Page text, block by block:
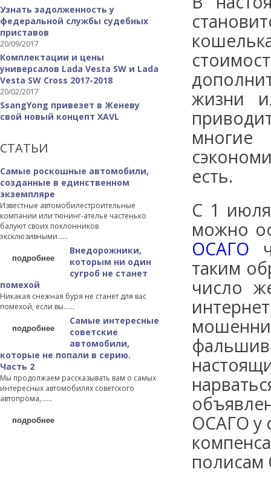
Узнать задолженность у
федеральной службы судебных
приставов
20/09/2017
Комплектации и цены
универсалов Lada Vesta SW и Lada
Vesta SW Cross 2017-2018
20/02/2017
SsangYong привезет в Женеву
свой новый концепт XAVL
СТАТЬИ
Самые роскошные автомобили,
созданные в единственном
экземпляре
Известные автомобилестроительные
компании или тюнинг-ателье частенько
балуют своих поклонников
эксклюзивными…...
подробнее
Внедорожники,
которым ни один
сугроб не станет
помехой
Никакая снежная буря не станет для вас
помехой, если вы…...
подробнее
Самые интересные
советские
автомобили,
которые не попали в серию.
Часть 2
Мы продолжаем рассказывать вам о самых
интересных автомобилях советского
автопрома,…...
подробнее
жизни
есть.
С 1
можно
ОСАГО
таким
число
ОСАГО у
полисам